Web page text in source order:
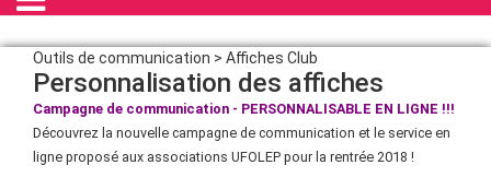
Outils de communication > Affiches Club
Personnalisation des affiches
Campagne de communication - PERSONNALISABLE EN LIGNE !!!
Découvrez la nouvelle campagne de communication et le service en
ligne proposé aux associations UFOLEP pour la rentrée 2018 !